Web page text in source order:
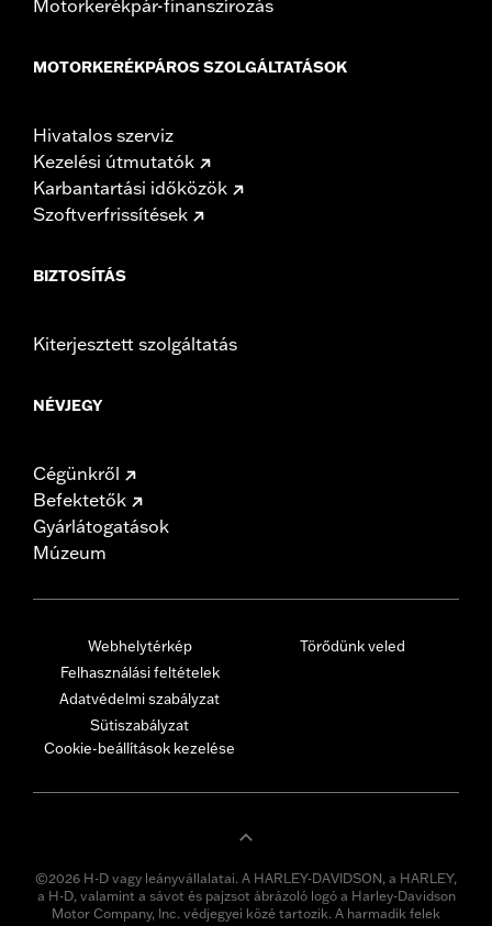
Motorkerékpár-finanszírozás
MOTORKERÉKPÁROS SZOLGÁLTATÁSOK
Hivatalos szerviz
Kezelési útmutatók
Karbantartási időközök
Szoftverfrissítések
BIZTOSÍTÁS
Kiterjesztett szolgáltatás
NÉVJEGY
Cégünkről
Befektetők
Gyárlátogatások
Múzeum
Webhelytérkép
Felhasználási feltételek
Adatvédelmi szabályzat
Sütiszabályzat
Cookie-beállítások kezelése
Törődünk veled
©2026 H-D vagy leányvállalatai. A HARLEY-DAVIDSON, a HARLEY,
a H-D, valamint a sávot és pajzsot ábrázoló logó a Harley-Davidson
Motor Company, Inc. védjegyei közé tartozik. A harmadik felek